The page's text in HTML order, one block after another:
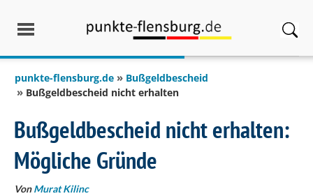
punkte-flensburg.de
Bußgeldbescheid
Bußgeldbescheid nicht erhalten
Bußgeldbescheid nicht erhalten:
Mögliche Gründe
VonMurat Kilinc